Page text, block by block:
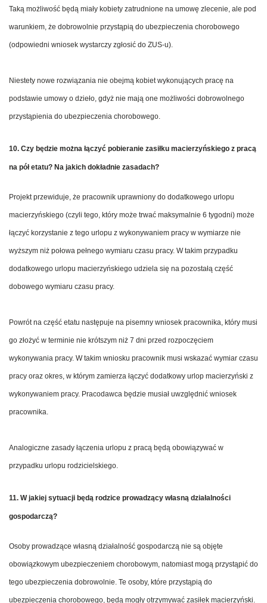
Taką możliwość będą miały kobiety zatrudnione na umowę zlecenie, ale pod
warunkiem, że dobrowolnie przystąpią do ubezpieczenia chorobowego
(odpowiedni wniosek wystarczy zgłosić do ZUS-u).
Niestety nowe rozwiązania nie obejmą kobiet wykonujących pracę na
podstawie umowy o dzieło, gdyż nie mają one możliwości dobrowolnego
przystąpienia do ubezpieczenia chorobowego.
10. Czy będzie można łączyć pobieranie zasiłku macierzyńskiego z pracą
na pół etatu? Na jakich dokładnie zasadach?
Projekt przewiduje, że pracownik uprawniony do dodatkowego urlopu
macierzyńskiego (czyli tego, który może trwać maksymalnie 6 tygodni) może
łączyć korzystanie z tego urlopu z wykonywaniem pracy w wymiarze nie
wyższym niż połowa pełnego wymiaru czasu pracy. W takim przypadku
dodatkowego urlopu macierzyńskiego udziela się na pozostałą część
dobowego wymiaru czasu pracy.
Powrót na część etatu następuje na pisemny wniosek pracownika, który musi
go złożyć w terminie nie krótszym niż 7 dni przed rozpoczęciem
wykonywania pracy. W takim wniosku pracownik musi wskazać wymiar czasu
pracy oraz okres, w którym zamierza łączyć dodatkowy urlop macierzyński z
wykonywaniem pracy. Pracodawca będzie musiał uwzględnić wniosek
pracownika.
Analogiczne zasady łączenia urlopu z pracą będą obowiązywać w
przypadku urlopu rodzicielskiego.
11. W jakiej sytuacji będą rodzice prowadzący własną działalności
gospodarczą?
Osoby prowadzące własną działalność gospodarczą nie są objęte
obowiązkowym ubezpieczeniem chorobowym, natomiast mogą przystąpić do
tego ubezpieczenia dobrowolnie. Te osoby, które przystąpią do
ubezpieczenia chorobowego, będą mogły otrzymywać zasiłek macierzyński.